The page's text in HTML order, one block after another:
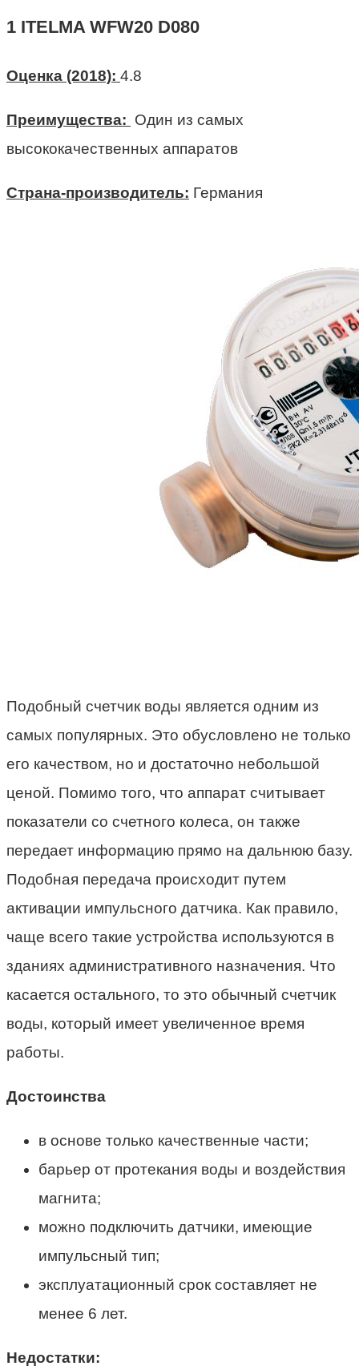
1 ITELMA WFW20 D080
Оценка (2018): 4.8
Преимущества: Один из самых
высококачественных аппаратов
Страна-производитель: Германия
Подобный счетчик воды является одним из
самых популярных. Это обусловлено не только
его качеством, но и достаточно небольшой
ценой. Помимо того, что аппарат считывает
показатели со счетного колеса, он также
передает информацию прямо на дальнюю базу.
Подобная передача происходит путем
активации импульсного датчика. Как правило,
чаще всего такие устройства используются в
зданиях административного назначения. Что
касается остального, то это обычный счетчик
воды, который имеет увеличенное время
работы.
Достоинства
в основе только качественные части;
барьер от протекания воды и воздействия
магнита;
можно подключить датчики, имеющие
импульсный тип;
эксплуатационный срок составляет не
менее 6 лет.
Недостатки: